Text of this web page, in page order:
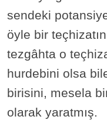
sendeki
öyle bir
tezgâhta o
hurdebini olsa
birisini, mesela
olarak yaratmış.